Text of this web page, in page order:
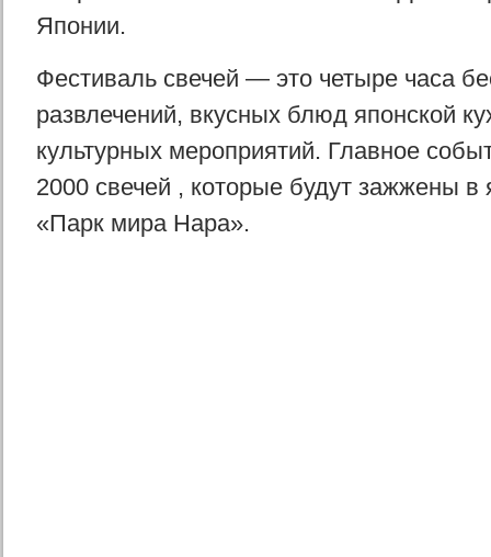
Японии.
Фестиваль свечей — это четыре часа
развлечений, вкусных блюд японской
культурных мероприятий. Главное
2000 свечей , которые будут зажжены в
«Парк мира Нара».